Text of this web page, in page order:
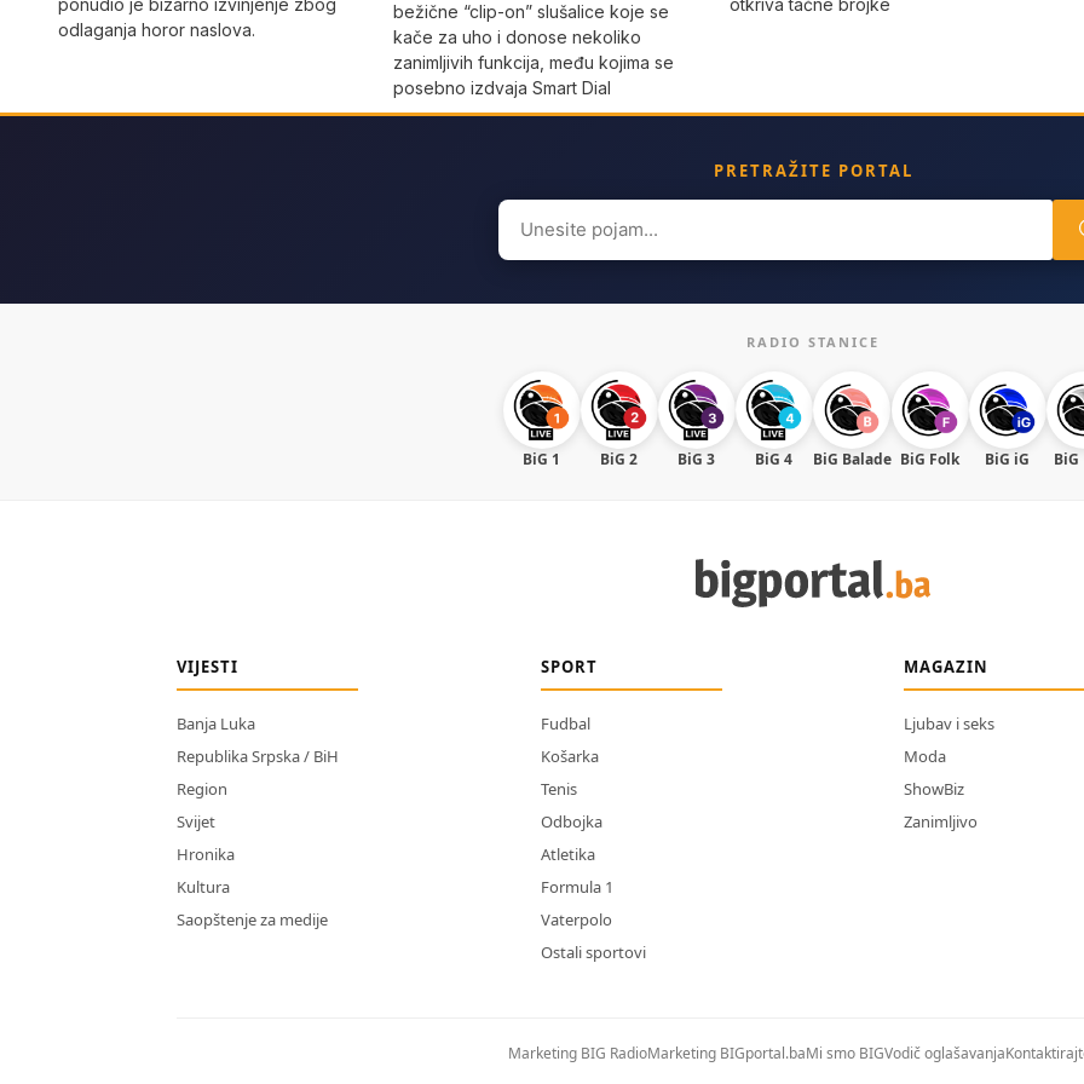
ponudio je bizarno izvinjenje zbog
odlaganja horor naslova.
bežične “clip-on” slušalice koje se
kače za uho i donose nekoliko
zanimljivih funkcija, među kojima se
posebno izdvaja Smart Dial
otkriva tačne brojke
PRETRAŽITE PORTAL
Search
for:
RADIO STANICE
BiG 1 BiG 2 BiG 3 BiG 4 BiG Balade BiG Folk BiG iG BiG
VIJESTI
Banja Luka
Republika Srpska / BiH
Region
Svijet
Hronika
Kultura
Saopštenje za medije
SPORT
Fudbal
Košarka
Tenis
Odbojka
Atletika
Formula 1
Vaterpolo
Ostali sportovi
MAGAZIN
Ljubav i seks
Moda
ShowBiz
Zanimljivo
Marketing BIG RadioMarketing BIGportal.baMi smo BIGVodič oglašavanja